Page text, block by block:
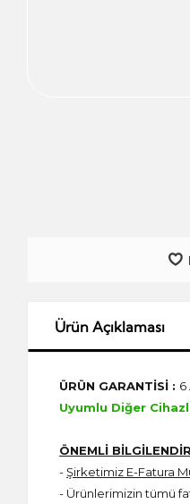
Ürün Açıklaması
ÜRÜN GARANTİSİ : 6
Uyumlu Diğer
ÖNEMLİ
-Şirketimiz E-Fatura
- Ürünlerimizin tümü